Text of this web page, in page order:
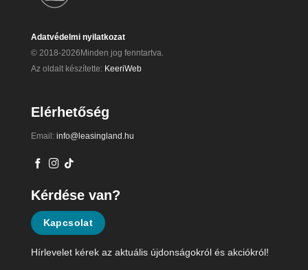
Adatvédelmi nyilatkozat
© 2018-2026Minden jog fenntartva.
Az oldalt készítette: KeeriWeb
Elérhetőség
Email: info@leasingland.hu
Kérdése van?
Kapcsolat
Hírlevelet kérek az aktuális újdonságokról és akciókról!